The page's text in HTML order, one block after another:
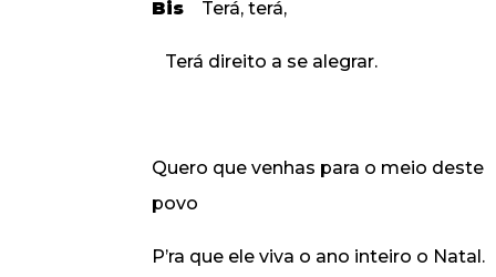
BisTerá, terá,
Terá direito a se alegrar.
Quero que venhas para o meio deste
povo
P’ra que ele viva o ano inteiro o Natal.